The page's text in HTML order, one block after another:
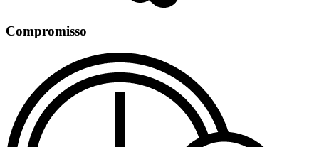
Compromisso